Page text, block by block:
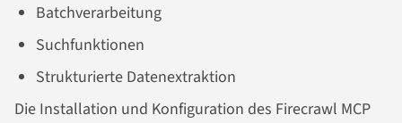
Batchverarbeitung
Suchfunktionen
Strukturierte Datenextraktion
Die Installation und Konfiguration des Firecrawl MCP